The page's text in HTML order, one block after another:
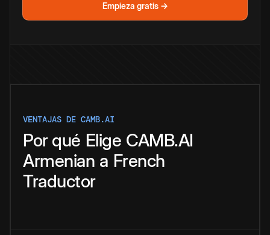
Empieza gratis →
VENTAJAS DE CAMB.AI
Por qué Elige CAMB.AI
Armenian a French
Traductor